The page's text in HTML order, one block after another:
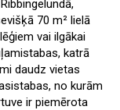
70 m² lielā
vai ilgākai
katrā
daudz vietas
no kurām
ir piemērota